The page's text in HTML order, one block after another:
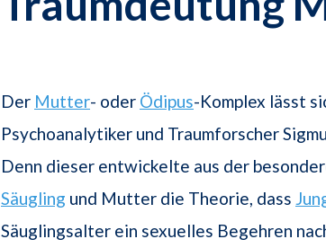
Der Mutter- oder Ödipus-Komplex lässt
Psychoanalytiker und Traumforscher
Denn dieser entwickelte aus der
Säugling und Mutter die Theorie, dass
Säuglingsalter ein sexuelles Begehren